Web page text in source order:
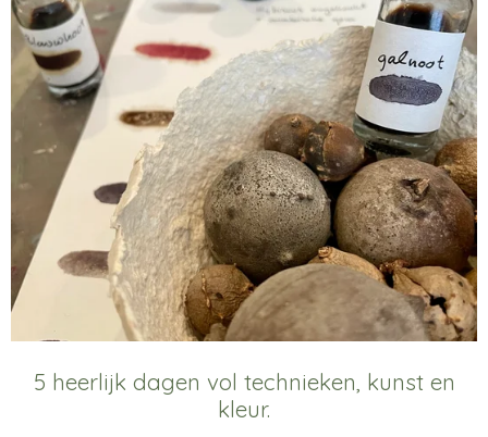
5 heerlijk dagen vol technieken, kunst en
kleur.